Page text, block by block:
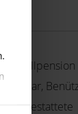
Vollpension
Saftbar,
ausgestattete